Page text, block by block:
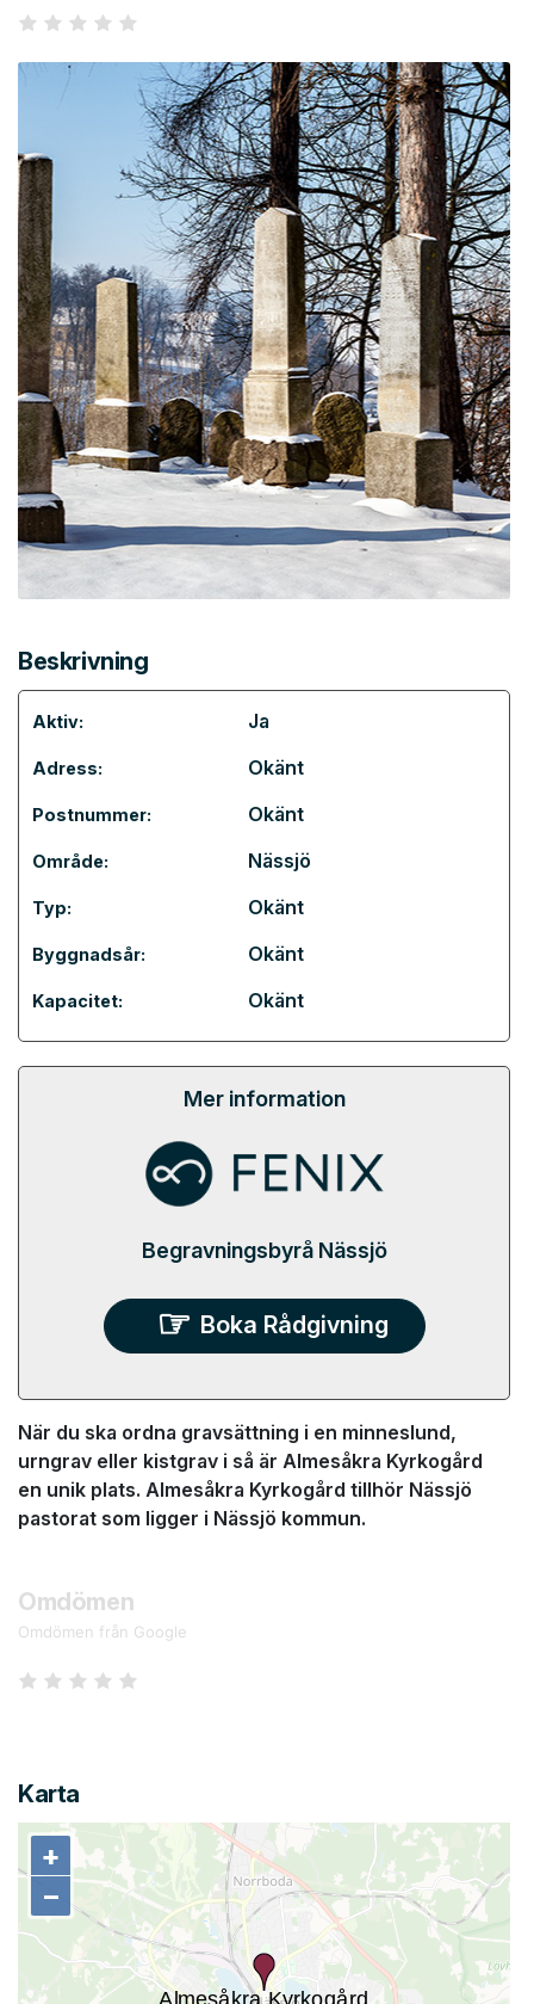
Beskrivning
Aktiv: Ja
Adress: Okänt
Postnummer: Okänt
Område: Nässjö
Typ: Okänt
Byggnadsår: Okänt
Kapacitet: Okänt
Mer information
Begravningsbyrå Nässjö
Boka Rådgivning
När du ska ordna gravsättning i en minneslund,
urngrav eller kistgrav i så är Almesåkra Kyrkogård
en unik plats. Almesåkra Kyrkogård tillhör Nässjö
pastorat som ligger i Nässjö kommun.
Omdömen
Omdömen från Google
Karta
+
−
+
−